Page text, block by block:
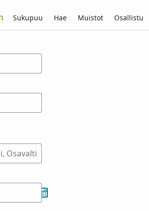
Sukupuu Hae Muistot Osallistu